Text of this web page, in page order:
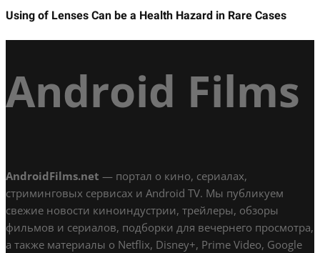
Using of Lenses Can be a Health Hazard in Rare Cases
Android Films
AndroidFilms.net — портал о кино, сериалах,
стриминговых сервисах и Android TV. Мы публикуем
свежие новости киноиндустрии, трейлеры, обзоры
фильмов и сериалов, подборки для вечернего просмотра,
а также материалы о Netflix, Disney+, Prime Video, Google